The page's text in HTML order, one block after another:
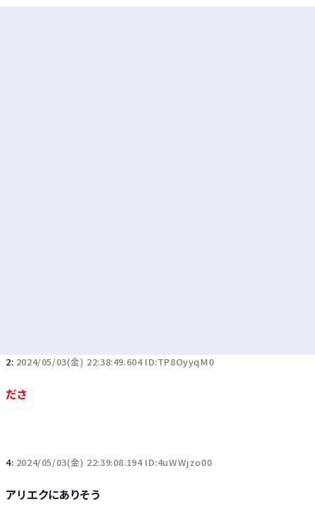
2: 2024/05/03(金) 22:38:49.604 ID:TP8OyyqM0
ださ
4: 2024/05/03(金) 22:39:08.194 ID:4uWWjzo00
アリエクにありそう